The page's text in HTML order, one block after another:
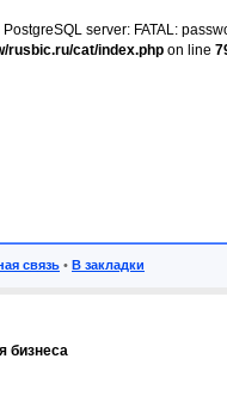
server: FATAL:
rusbic.ru/cat/index.php on line
связь • В закладки
бизнеса